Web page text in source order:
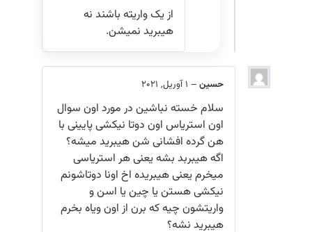
از یک واریته باشند نه
هیبرید نمیشن.
حسین–1 آوریل, 2021
سلام خسته نباشین در مورد اون سوال
اون استریاس اون دوتا نیکشی پایینی با
هن گرده افشانی شن هیبرید میشه؟
اگه هیبربد بشه یعنی هر استریاسی
میخرم یعنی هیبریده اخ اونا دوتاشونم
نیکشی هستن یا چین یا اسن و
واریتشون چیه که برن از اون ویاه بخرم